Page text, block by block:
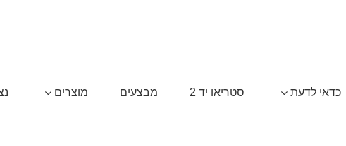
כדאי לדעת סטריאו יד 2 מבצעים מוצרים